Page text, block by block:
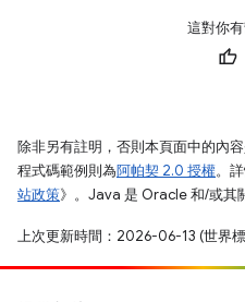
這對你
除非另有註明，否則本頁面中的內
程式碼範例則為阿帕契 2.0 授權。
站政策》。Java 是 Oracle 和/或其
上次更新時間：2026-06-13 (世界標